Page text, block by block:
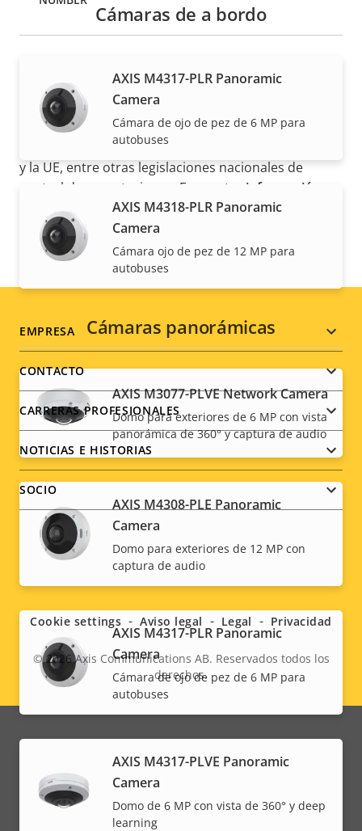
Cámaras de a bordo
AXIS M4317-PLR Panoramic
Camera
Cámara de ojo de pez de 6 MP para
autobuses
AXIS M4318-PLR Panoramic
Camera
Cámara ojo de pez de 12 MP para
autobuses
Cámaras panorámicas
AXIS M3077-PLVE Network Camera
Domo para exteriores de 6 MP con vista
panorámica de 360° y captura de audio
AXIS M4308-PLE Panoramic
Camera
Domo para exteriores de 12 MP con
captura de audio
AXIS M4317-PLR Panoramic
Camera
Cámara de ojo de pez de 6 MP para
autobuses
AXIS M4317-PLVE Panoramic
Camera
Domo de 6 MP con vista de 360° y deep
learning
NOTA
Los productos de Axis pueden estar sujetos a las
regulaciones de control de exportaciones de EE. UU.
y la UE, entre otras legislaciones nacionales de
control de exportaciones. Encuentre información
sobre el cumplimiento de las exportaciones de su
producto aquí
Footer
menu
EMPRESA
CONTACTO
CARRERAS PROFESIONALES
NOTICIAS E HISTORIAS
SOCIO
Social
menu
Legal
menu
© 2026Axis Communications AB. Reservados todos los
derechos.
Cookie settings Aviso legal Legal Privacidad